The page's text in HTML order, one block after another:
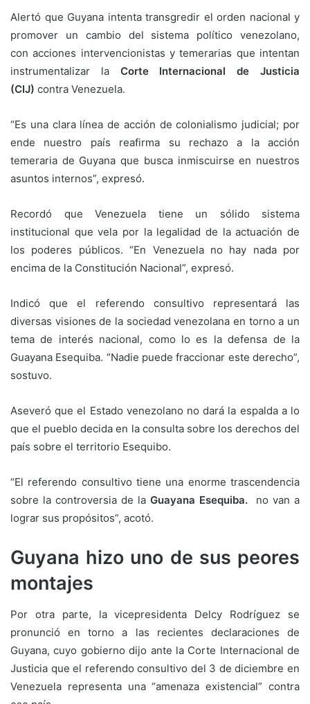
Alertó que Guyana intenta transgredir el orden nacional y
promover un cambio del sistema político venezolano,
con acciones intervencionistas y temerarias que intentan
instrumentalizar la Corte Internacional de Justicia
(CIJ) contra Venezuela.
“Es una clara línea de acción de colonialismo judicial; por
ende nuestro país reafirma su rechazo a la acción
temeraria de Guyana que busca inmiscuirse en nuestros
asuntos internos”, expresó.
Recordó que Venezuela tiene un sólido sistema
institucional que vela por la legalidad de la actuación de
los poderes públicos. “En Venezuela no hay nada por
encima de la Constitución Nacional”, expresó.
Indicó que el referendo consultivo representará las
diversas visiones de la sociedad venezolana en torno a un
tema de interés nacional, como lo es la defensa de la
Guayana Esequiba. “Nadie puede fraccionar este derecho”,
sostuvo.
Aseveró que el Estado venezolano no dará la espalda a lo
que el pueblo decida en la consulta sobre los derechos del
país sobre el territorio Esequibo.
“El referendo consultivo tiene una enorme trascendencia
sobre la controversia de la Guayana Esequiba.
no van a
lograr sus propósitos”, acotó.
Guyana hizo uno de sus peores
montajes
Por otra parte, la vicepresidenta Delcy Rodríguez se
pronunció en torno a las recientes declaraciones de
Guyana, cuyo gobierno dijo ante la Corte Internacional de
Justicia que el referendo consultivo del 3 de diciembre en
Venezuela representa una “amenaza existencial” contra